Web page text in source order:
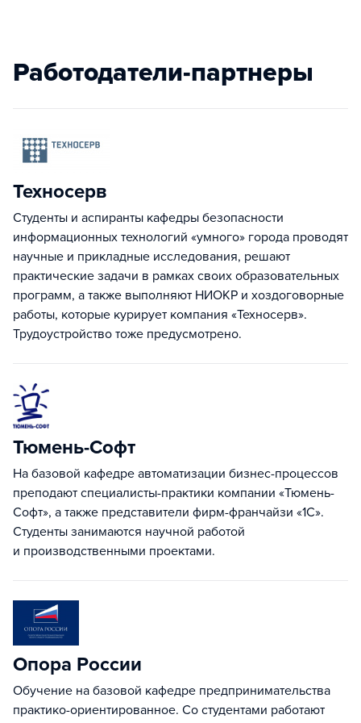
Работодатели-партнеры
Техносерв
Студенты и аспиранты кафедры безопасности
информационных технологий «умного» города проводят
научные и прикладные исследования, решают
практические задачи в рамках своих образовательных
программ, а также выполняют НИОКР и хоздоговорные
работы, которые курирует компания «Техносерв».
Трудоустройство тоже предусмотрено.
Тюмень-Cофт
На базовой кафедре автоматизации бизнес-процессов
преподают специалисты-практики компании «Тюмень-
Софт», а также представители фирм-франчайзи «1С».
Студенты занимаются научной работой
и производственными проектами.
Опора России
Обучение на базовой кафедре предпринимательства
практико-ориентированное. Со студентами работают